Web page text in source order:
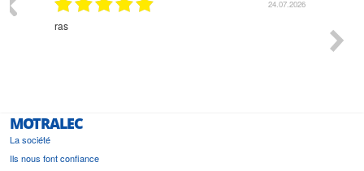
24.07.2026
ras
MOTRALEC
La société
Ils nous font confiance